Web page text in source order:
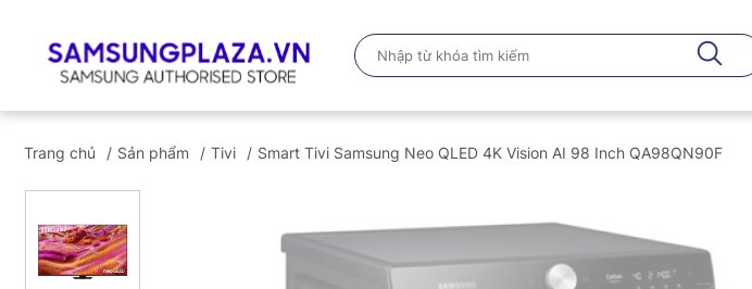
Trang chủ Sản phẩm Tivi Smart Tivi Samsung Neo QLED 4K Vision AI 98 Inch QA98QN90F